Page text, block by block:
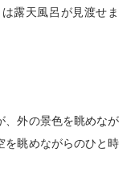
露天風呂が見渡せま
、外の景色を眺めなが
を眺めながらのひと時